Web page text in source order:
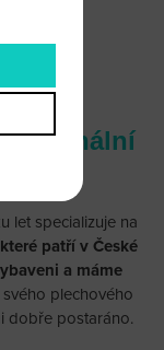
let specializuje na
patří v České
a máme
plechového
dobře postaráno.